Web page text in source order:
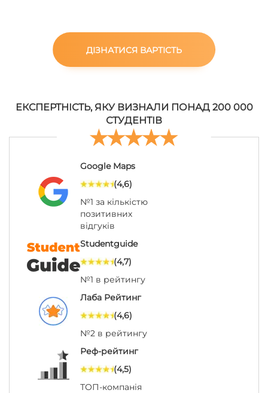
ДІЗНАТИСЯ ВАРТІСТЬ
ЕКСПЕРТНІСТЬ, ЯКУ ВИЗНАЛИ ПОНАД 200 000
СТУДЕНТІВ
Google Maps
(4,6)
№1 за кількістю
позитивних
відгуків
Studentguide
(4,7)
№1 в рейтингу
Лаба Рейтинг
(4,6)
№2 в рейтингу
Реф-рейтинг
(4,5)
ТОП-компанія